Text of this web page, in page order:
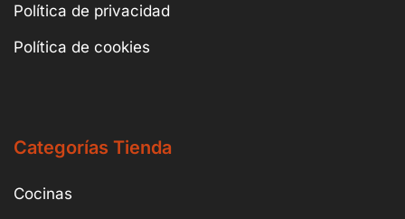
Política de privacidad
Política de cookies
Categorías Tienda
Cocinas